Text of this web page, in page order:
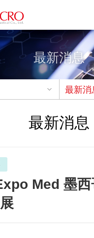
最新消息
最新消
最新消息
Med 墨西